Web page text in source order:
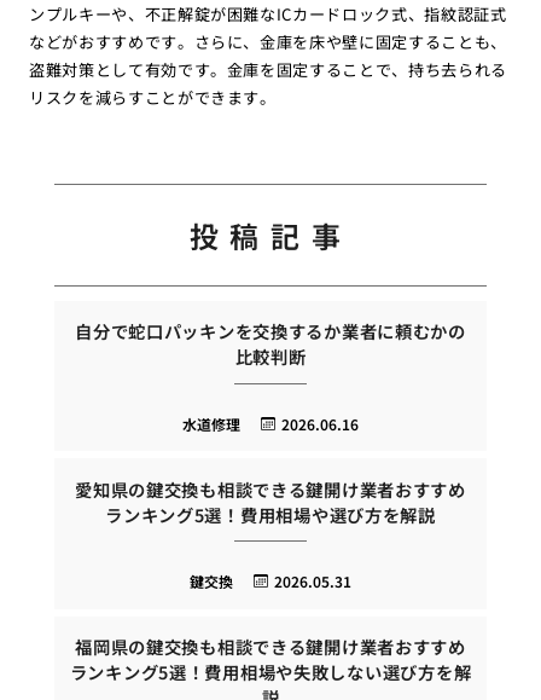
ンプルキーや、不正解錠が困難なICカードロック式、指紋認証式
などがおすすめです。さらに、金庫を床や壁に固定することも、
盗難対策として有効です。金庫を固定することで、持ち去られる
リスクを減らすことができます。
投稿記事
自分で蛇口パッキンを交換するか業者に頼むかの
比較判断
2026.06.16
水道修理
愛知県の鍵交換も相談できる鍵開け業者おすすめ
ランキング5選！費用相場や選び方を解説
2026.05.31
鍵交換
福岡県の鍵交換も相談できる鍵開け業者おすすめ
ランキング5選！費用相場や失敗しない選び方を解